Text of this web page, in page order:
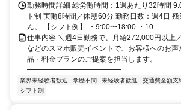
勤務時間詳細 総労働時間：1週あたり32時間
ト制 実働8時間／休憩60分 勤務日数：週4日
ん。 【シフト例】 ・9:00〜18:00 ・10...
仕事内容 ＼週4日勤務で、月給272,000円以上
などのスマホ販売イベントで、お客様へのお
品・料金プランのご提案を担当します。
━━━━━━━━━━━━━...
業界未経験者歓迎 学歴不問 未経験者歓迎 交通費全額支
シフト制